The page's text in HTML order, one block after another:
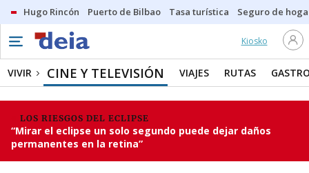
Hugo Rincón Puerto de Bilbao Tasa turística Seguro de
Kiosko
VIVIR CINE Y TELEVISIÓN VIAJES RUTAS
LOS RIESGOS DEL ECLIPSE
“Mirar el eclipse un solo segundo puede dejar daños
permanentes en la retina”